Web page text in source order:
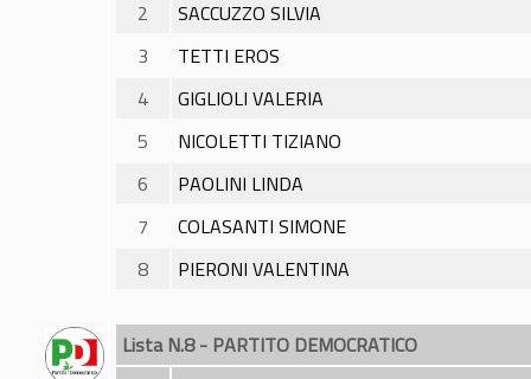
2
SACCUZZO SILVIA
3
TETTI EROS
4
GIGLIOLI VALERIA
5
NICOLETTI TIZIANO
6
PAOLINI LINDA
7
COLASANTI SIMONE
8
PIERONI VALENTINA
Lista N.8 - PARTITO DEMOCRATICO